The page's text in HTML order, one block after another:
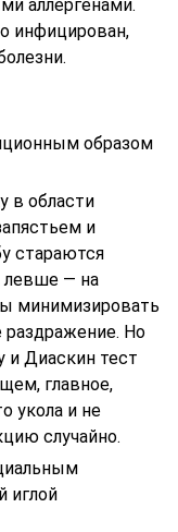
аллергенами.
инфицирован,
образом
в области
и
стараются
левше — на
минимизировать
Но
и Диаскин тест
главное,
укола и не
случайно.
иглой